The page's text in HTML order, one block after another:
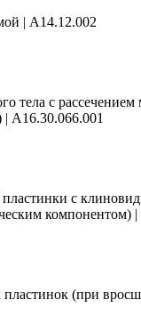
| A14.12.002
тела с рассечением
| А16.30.066.001
с
компонентом)
(при